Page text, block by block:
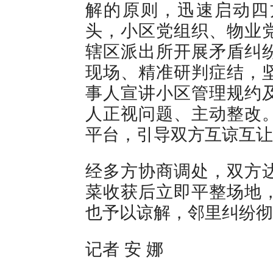
解的原则，迅速启动
头，小区党组织、物业
辖区派出所开展矛盾纠
现场、精准研判症结，
事人宣讲小区管理规约
人正视问题、主动整改
平台，引导双方互谅互
经多方协商调处，双方
菜收获后立即平整场地
也予以谅解，邻里纠纷
记者 安 娜